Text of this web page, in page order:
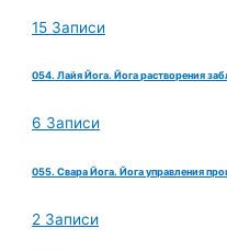
15 Записи
054. Лайя Йога. Йога растворения
6 Записи
055. Свара Йога. Йога управления
2 Записи